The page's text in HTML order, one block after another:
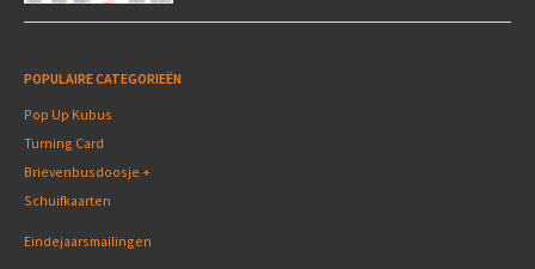
POPULAIRE CATEGORIEËN
Pop Up Kubus
Turning Card
Brievenbusdoosje +
Schuifkaarten
Eindejaarsmailingen